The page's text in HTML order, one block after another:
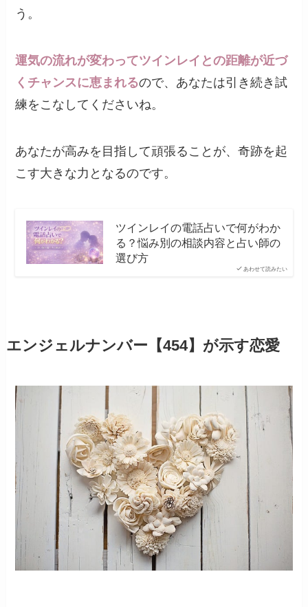
う。
運気の流れが変わってツインレイとの距離が近づ
くチャンスに恵まれるので、あなたは引き続き試
練をこなしてくださいね。
あなたが高みを目指して頑張ることが、奇跡を起
こす大きな力となるのです。
あわせて読みたい
ツインレイの電話占いで何がわか
る？悩み別の相談内容と占い師の
選び方
エンジェルナンバー【454】が示す恋愛